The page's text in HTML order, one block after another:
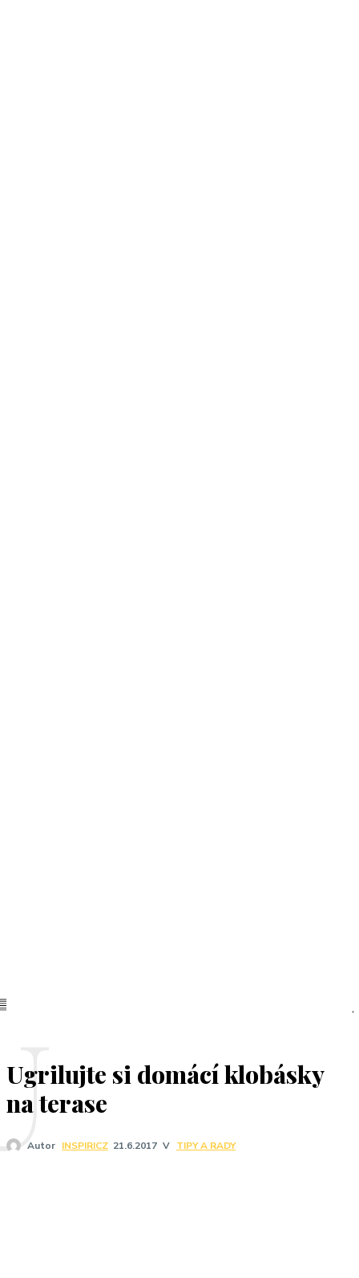
Ugrilujte si domácí klobásky
na terase
Autor INSPIRICZ 21.6.2017 V TIPY A RADY